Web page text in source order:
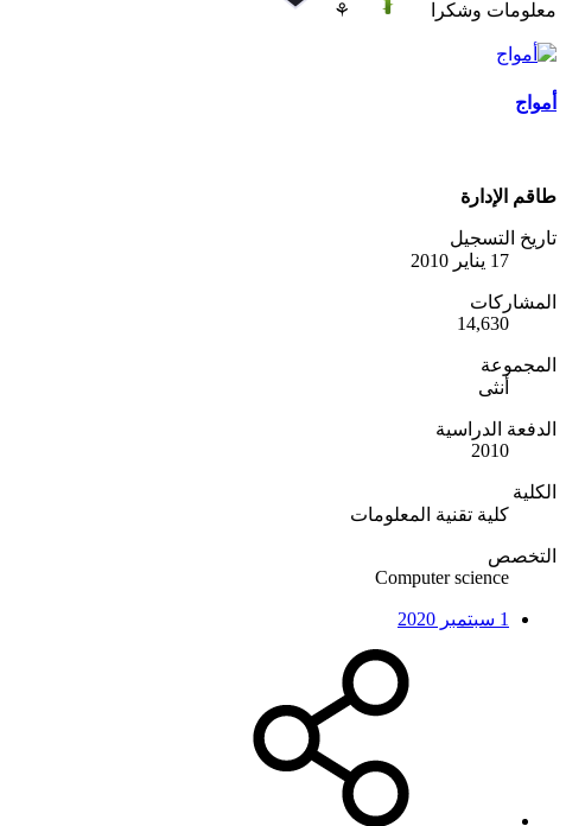
معلومات وشكرا ⚘
أمواج
طاقم الإدارة
تاريخ التسجيل
17 يناير 2010
المشاركات
14,630
المجموعة
أنثى
الدفعة الدراسية
2010
الكلية
كلية تقنية المعلومات
التخصص
Computer science
1 سبتمبر 2020